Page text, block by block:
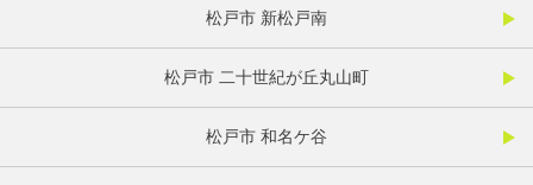
松戸市 新松戸南
松戸市 二十世紀が丘丸山町
松戸市 和名ケ谷